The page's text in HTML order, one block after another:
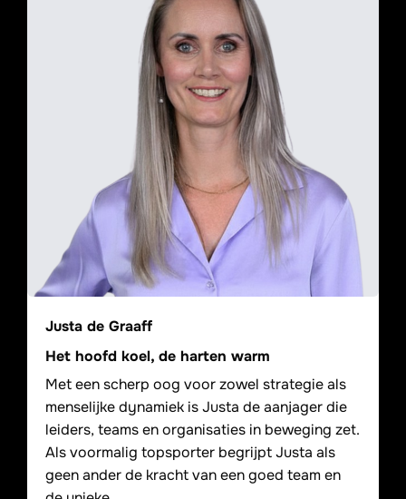
Justa de Graaff
Het hoofd koel, de harten warm
Met een scherp oog voor zowel strategie als
menselijke dynamiek is Justa de aanjager die
leiders, teams en organisaties in beweging zet.
Als voormalig topsporter begrijpt Justa als
geen ander de kracht van een goed team en